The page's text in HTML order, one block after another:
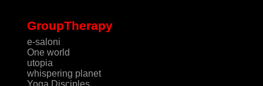
GroupTherapy
e-saloni
One world
utopia
whispering planet
Yoga Disciples